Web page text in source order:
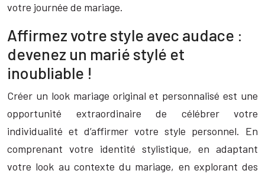
votre journée de mariage.
Affirmez votre style avec audace :
devenez un marié stylé et
inoubliable !
Créer un look mariage original et personnalisé est une
opportunité extraordinaire de célébrer votre
individualité et d’affirmer votre style personnel. En
comprenant votre identité stylistique, en adaptant
votre look au contexte du mariage, en explorant des